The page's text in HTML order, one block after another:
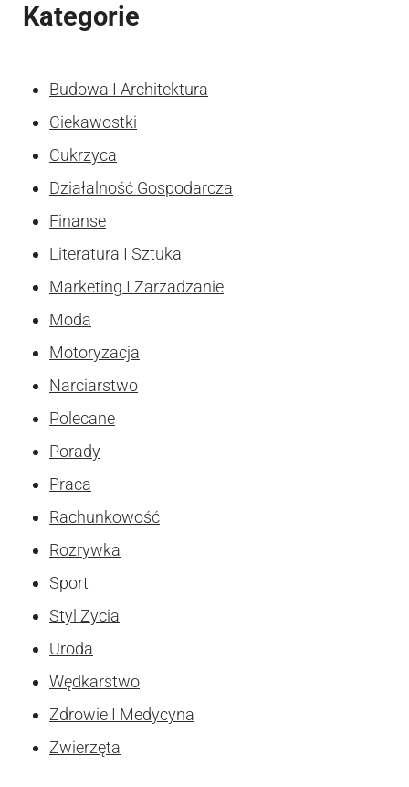
Kategorie
Budowa I Architektura
Ciekawostki
Cukrzyca
Działalność Gospodarcza
Finanse
Literatura I Sztuka
Marketing I Zarzadzanie
Moda
Motoryzacja
Narciarstwo
Polecane
Porady
Praca
Rachunkowość
Rozrywka
Sport
Styl Zycia
Uroda
Wędkarstwo
Zdrowie I Medycyna
Zwierzęta